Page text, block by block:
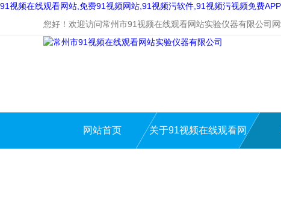
91视频在线观看网站,免费91视频网站,91视频污软件,91视频污视频免费APP
您好！欢迎访问常州市91视频在线观看网站实验仪器有限公司网
网站首页 关于91视频在线观看网